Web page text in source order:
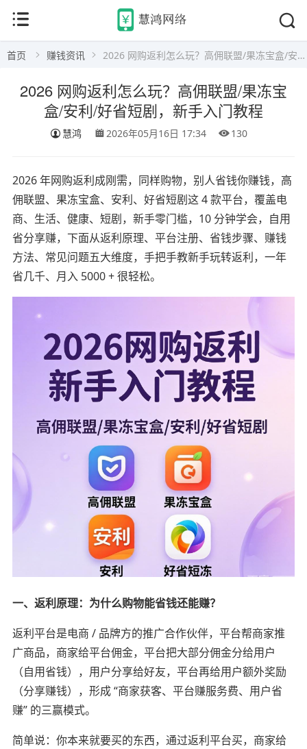
首页 赚钱资讯 2026 网购返利怎么玩？高佣联盟/果冻宝盒/安利/好省短剧，新手入门教程
2026 网购返利怎么玩？高佣联盟/果冻宝
盒/安利/好省短剧，新手入门教程
慧鸿 2026年05月16日 17:34 130
2026 年网购返利成刚需，同样购物，别人省钱你赚钱，高
佣联盟、果冻宝盒、安利、好省短剧这 4 款平台，覆盖电
商、生活、健康、短剧，新手零门槛，10 分钟学会，自用
省分享赚，下面从返利原理、平台注册、省钱步骤、赚钱
方法、常见问题五大维度，手把手教新手玩转返利，一年
省几千、月入 5000 + 很轻松。
一、返利原理：为什么购物能省钱还能赚？
返利平台是电商 / 品牌方的推广合作伙伴，平台帮商家推
广商品，商家给平台佣金，平台把大部分佣金分给用户
（自用省钱），用户分享给好友，平台再给用户额外奖励
（分享赚钱），形成 “商家获客、平台赚服务费、用户省
赚” 的三赢模式。
简单说：你本来就要买的东西，通过返利平台买，商家给